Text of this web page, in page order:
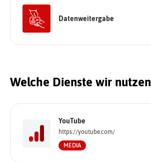
Datenweitergabe
Welche Dienste wir nutzen
YouTube
https://youtube.com/
MEDIA